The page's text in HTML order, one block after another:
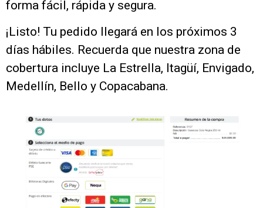
forma fácil, rápida y segura.
¡Listo! Tu pedido llegará en los próximos 3
días hábiles. Recuerda que nuestra zona de
cobertura incluye La Estrella, Itagüí, Envigado,
Medellín, Bello y Copacabana.